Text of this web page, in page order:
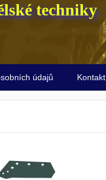
techniky
údajů Kontakt